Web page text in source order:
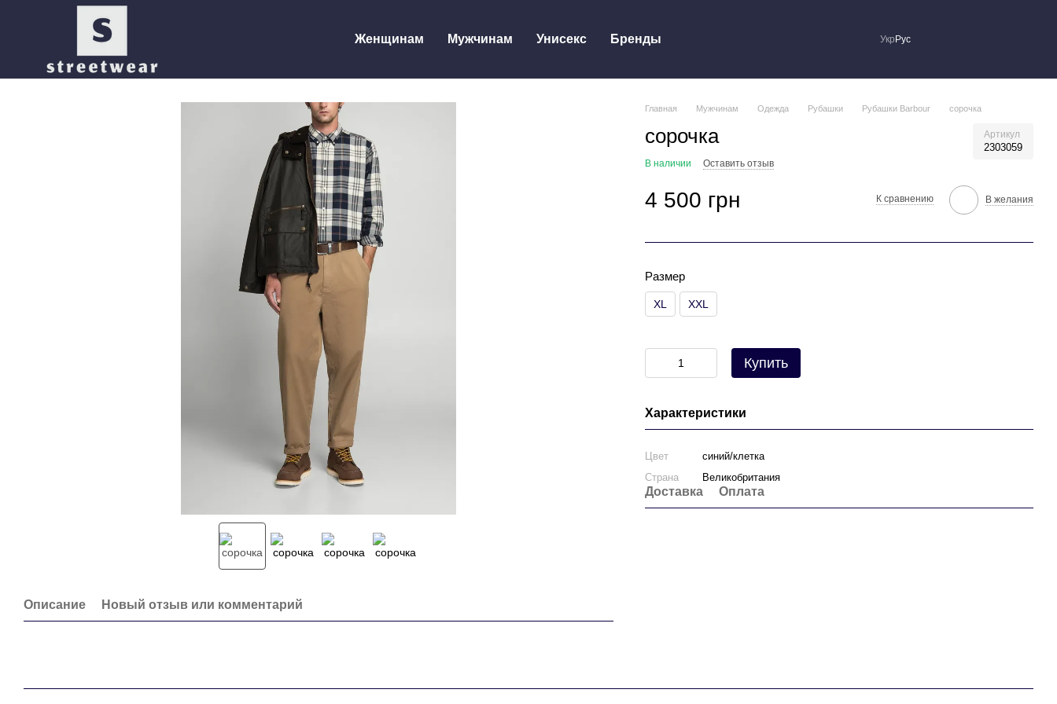
Женщинам Мужчинам Унисекс Бренды Укр Рус
Описание Новый отзыв или комментарий
Главная Мужчинам Одежда Рубашки Рубашки Barbour сорочка
сорочка Артикул
2303059
В наличии Оставить отзыв
4 500 грн К сравнению В желания
Размер
XL XXL
Купить
Характеристики
Цвет
синий/клетка
Страна
Великобритания
Доставка Оплата